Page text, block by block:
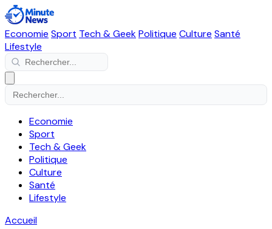
Economie Sport Tech & GeekPolitique Culture Santé
Lifestyle
Economie
Sport
Tech & Geek
Politique
Culture
Santé
Lifestyle
Accueil